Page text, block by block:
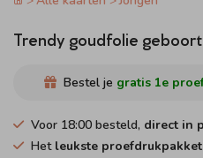
Trendy goudfolie
Bestel je gratis 1e
Voor 18:00 besteld, direct in
Het leukste proefdrukpakket